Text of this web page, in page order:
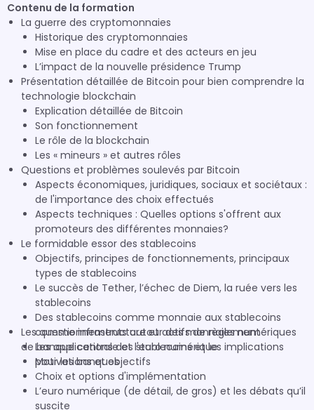
Contenu de la formation
La guerre des cryptomonnaies
Historique des cryptomonnaies
Mise en place du cadre et des acteurs en jeu
L’impact de la nouvelle présidence Trump
Présentation détaillée de Bitcoin pour bien comprendre la
technologie blockchain
Explication détaillée de Bitcoin
Son fonctionnement
Le rôle de la blockchain
Les « mineurs » et autres rôles
Questions et problèmes soulevés par Bitcoin
Aspects économiques, juridiques, sociaux et sociétaux :
de l'importance des choix effectués
Aspects techniques : Quelles options s'offrent aux
promoteurs des différentes monnaies?
Le formidable essor des stablecoins
Objectifs, principes de fonctionnements, principaux
types de stablecoins
Le succès de Tether, l’échec de Diem, la ruée vers les
stablecoins
Des stablecoins comme monnaie aux stablecoins
comme infrastructure et actifs de règlement
Les applications des stablecoins et les implications
pour les banques
Les questionnements autour des monnaies numériques
de banque centrale et l'euro numérique
Motivations et objectifs
Choix et options d'implémentation
L’euro numérique (de détail, de gros) et les débats qu’il
suscite